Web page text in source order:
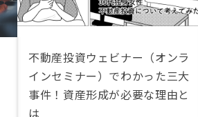
不動産投資ウェビナー（オンラ
インセミナー）でわかった三大
事件！資産形成が必要な理由と
は